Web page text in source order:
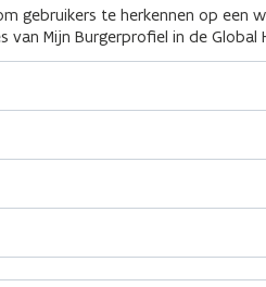
gebruikers te herkennen op een
Mijn Burgerprofiel in de Global